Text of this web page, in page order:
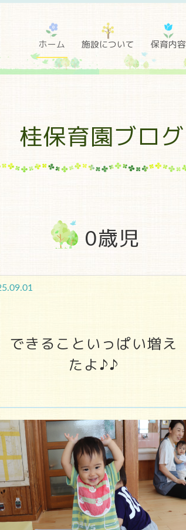
ホーム 施設について 保育内容
桂保育園ブログ
0歳児
できることいっぱい増え
たよ♪♪